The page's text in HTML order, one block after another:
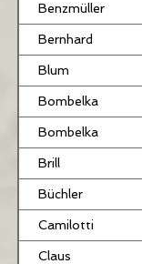
Benzmüller
Bernhard
Blum
Bombelka
Bombelka
Brill
Büchler
Camilotti
Claus